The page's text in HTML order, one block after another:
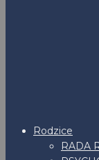
Rodzice
RADA